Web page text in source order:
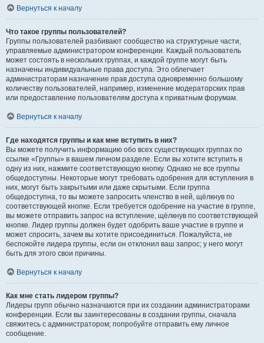
Вернуться к началу
Что такое группы пользователей?
Группы пользователей разбивают сообщество на структурные части,
управляемые администратором конференции. Каждый пользователь
может состоять в нескольких группах, и каждой группе могут быть
назначены индивидуальные права доступа. Это облегчает
администраторам назначение прав доступа одновременно большому
количеству пользователей, например, изменение модераторских прав
или предоставление пользователям доступа к приватным форумам.
Вернуться к началу
Где находятся группы и как мне вступить в них?
Вы можете получить информацию обо всех существующих группах по
ссылке «Группы» в вашем личном разделе. Если вы хотите вступить в
одну из них, нажмите соответствующую кнопку. Однако не все группы
общедоступны. Некоторые могут требовать одобрения для вступления в
них, могут быть закрытыми или даже скрытыми. Если группа
общедоступна, то вы можете запросить членство в ней, щёлкнув по
соответствующей кнопке. Если требуется одобрение на участие в группе,
вы можете отправить запрос на вступление, щёлкнув по соответствующей
кнопке. Лидер группы должен будет одобрить ваше участие в группе и
может спросить, зачем вы хотите присоединиться. Пожалуйста, не
беспокойте лидера группы, если он отклонил ваш запрос; у него могут
быть для этого свои причины.
Вернуться к началу
Как мне стать лидером группы?
Лидеры групп обычно назначаются при их создании администраторами
конференции. Если вы заинтересованы в создании группы, сначала
свяжитесь с администратором; попробуйте отправить ему личное
сообщение.